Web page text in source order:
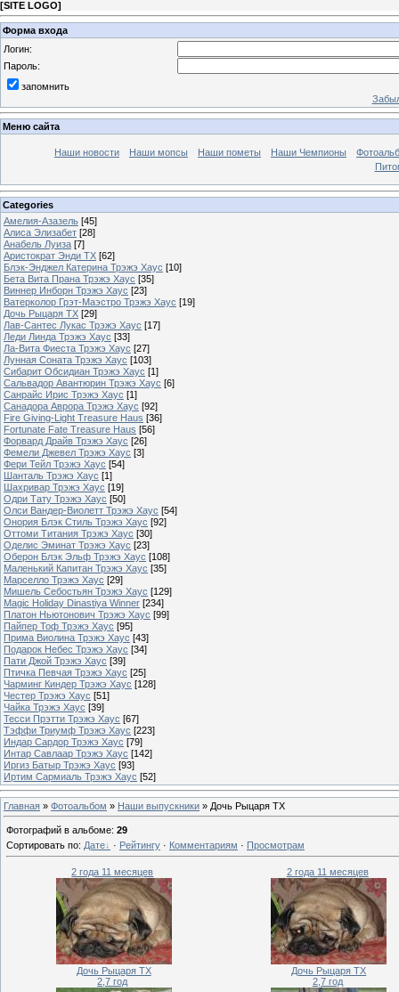
[SITE LOGO]
Форма входа
Логин:
Пароль:
запомнить
Меню сайта
Наши новости Наши мопсы Наши пометы Наши Чемпионы
Categories
Амелия-Азазель [45]
Алиса Элизабет [28]
Анабель Луиза [7]
Аристократ Энди ТХ [62]
Блэк-Энджел Катерина Трэжэ Хаус [10]
Бета Вита Прана Трэжэ Хаус [35]
Виннер Инборн Трэжэ Хаус [23]
Ватерколор Грэт-Маэстро Трэжэ Хаус [19]
Дочь Рыцаря ТХ [29]
Лав-Сантес Лукас Трэжэ Хаус [17]
Леди Линда Трэжэ Хаус [33]
Ла-Вита Фиеста Трэжэ Хаус [27]
Лунная Соната Трэжэ Хаус [103]
Cибарит Обсидиан Трэжэ Хаус [1]
Cальвадор Авантюрин Трэжэ Хаус [6]
Cанрайс Ирис Трэжэ Хаус [1]
Санадора Аврора Трэжэ Хаус [92]
Fire Giving-Light Treasure Haus [36]
Fortunate Fate Treasure Haus [56]
Форвард Драйв Трэжэ Хаус [26]
Фемели Джевел Трэжэ Хаус [3]
Фери Тейл Трэжэ Хаус [54]
Шанталь Трэжэ Хаус [1]
Шахривар Трэжэ Хаус [19]
Одри Тату Трэжэ Хаус [50]
Олси Вандер-Виолетт Трэжэ Хаус [54]
Онория Блэк Стиль Трэжэ Хаус [92]
Оттоми Титания Трэжэ Хаус [30]
Оделис Эминат Трэжэ Хаус [23]
Оберон Блэк Эльф Трэжэ Хаус [108]
Маленький Капитан Трэжэ Хаус [35]
Марселло Трэжэ Хаус [29]
Мишель Себостьян Трэжэ Хаус [129]
Magic Holiday Dinastiya Winner [234]
Платон Ньютонович Трэжэ Хаус [99]
Пайпер Тоф Трэжэ Хаус [95]
Прима Виолина Трэжэ Хаус [43]
Подарок Небес Трэжэ Хаус [34]
Пати Джой Трэжэ Хаус [39]
Птичка Певчая Трэжэ Хаус [25]
Чарминг Киндер Трэжэ Хаус [128]
Честер Трэжэ Хаус [51]
Чайка Трэжэ Хаус [39]
Тесси Прэтти Трэжэ Хаус [67]
Тэффи Триумф Трэжэ Хаус [223]
Индар Сардор Трэжэ Хаус [79]
Интар Савлаар Трэжэ Хаус [142]
Иргиз Батыр Трэжэ Хаус [93]
Иртим Сармиаль Трэжэ Хаус [52]
Главная » Фотоальбом » Наши выпускники » Дочь Рыцаря ТХ
Фотографий в альбоме: 29
Сортировать по: Дате · Рейтингу · Комментариям · Просмотрам
2 года 11 месяцев
Дочь Рыцаря ТХ
2 года 11 месяцев
Дочь Рыцаря ТХ
2,7 год
2,7 год